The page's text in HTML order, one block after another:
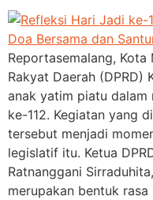
Reportasemalang, Kota
Rakyat Daerah (DPRD)
anak yatim piatu dalam
ke-112. Kegiatan yang
tersebut menjadi
legislatif itu. Ketua
Ratnanggani
merupakan bentuk